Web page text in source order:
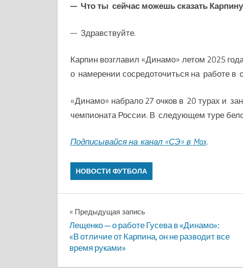
— Что ты сейчас можешь сказать
— Здравствуйте.
Карпинвозглавил «Динамо» летом 2025
о намерении сосредоточиться на работе в
«Динамо» набрало 27 очков в 20 турах и
чемпионата России. В следующем туре
Подписывайся на канал «СЭ» в Max.
НОВОСТИ ФУТБОЛА
Навигация
по
записям
Предыдущая запись
Лещенко — о работе Гусева в «Динамо»:
«В отличие от Карпина, он не разводит все
время руками»